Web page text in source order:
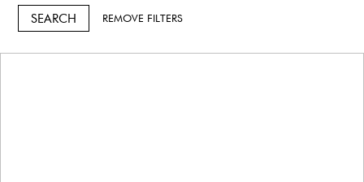
SEARCH REMOVE FILTERS